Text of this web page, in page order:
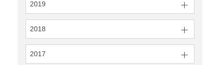
2019
2018
2017